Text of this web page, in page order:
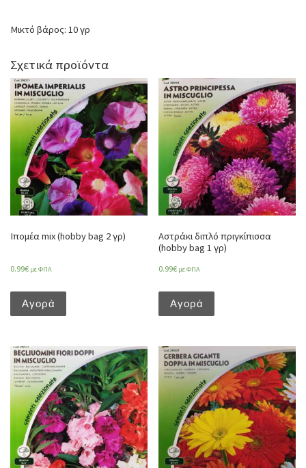
Μικτό βάρος: 10 γρ
Σχετικά προϊόντα
Ιπομέα mix (hobby bag 2 γρ)
0.99€ με ΦΠΑ
Αγορά
Αστράκι διπλό πριγκίπισσα
(hobby bag 1 γρ)
0.99€ με ΦΠΑ
Αγορά